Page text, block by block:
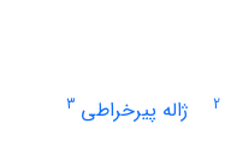
2 ژاله پیرخراطی 3